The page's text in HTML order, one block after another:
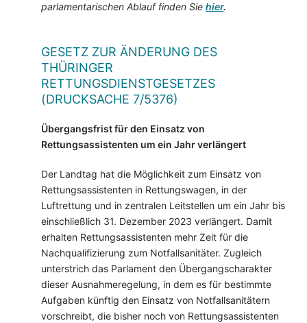
parlamentarischen Ablauf finden Sie hier.
GESETZ ZUR ÄNDERUNG DES
THÜRINGER
RETTUNGSDIENSTGESETZES
(DRUCKSACHE 7/5376)
Übergangsfrist für den Einsatz von
Rettungsassistenten um ein Jahr verlängert
Der Landtag hat die Möglichkeit zum Einsatz von
Rettungsassistenten in Rettungswagen, in der
Luftrettung und in zentralen Leitstellen um ein Jahr bis
einschließlich 31. Dezember 2023 verlängert. Damit
erhalten Rettungsassistenten mehr Zeit für die
Nachqualifizierung zum Notfallsanitäter. Zugleich
unterstrich das Parlament den Übergangscharakter
dieser Ausnahmeregelung, in dem es für bestimmte
Aufgaben künftig den Einsatz von Notfallsanitätern
vorschreibt, die bisher noch von Rettungsassistenten